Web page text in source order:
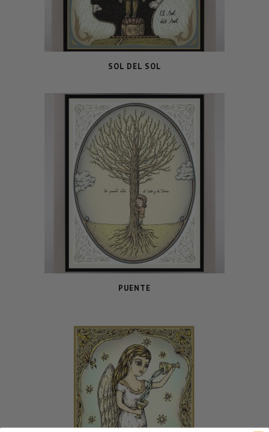
SOL DEL SOL
PUENTE